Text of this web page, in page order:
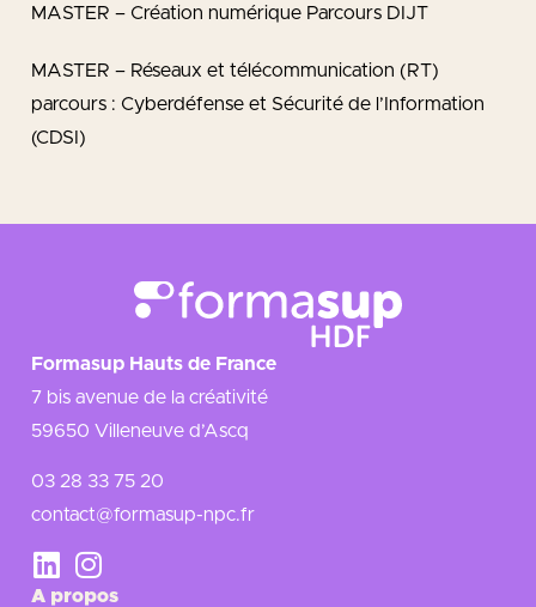
MASTER – Création numérique Parcours DIJT
MASTER – Réseaux et télécommunication (RT)
parcours : Cyberdéfense et Sécurité de l’Information
(CDSI)
Formasup Hauts de France
7 bis avenue de la créativité
59650 Villeneuve d’Ascq
03 28 33 75 20
contact@formasup-npc.fr
A propos